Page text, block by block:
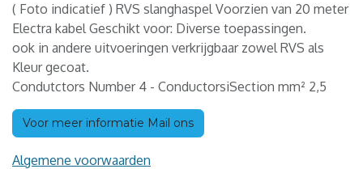
( Foto indicatief ) RVS slanghaspel Voorzien van 20 meter
Electra kabel Geschikt voor: Diverse toepassingen.
ook in andere uitvoeringen verkrijgbaar zowel RVS als
Kleur gecoat.
Condutctors Number 4 - ConductorsiSection mm² 2,5
Voor meer informatie Mail ons
Algemene voorwaarden